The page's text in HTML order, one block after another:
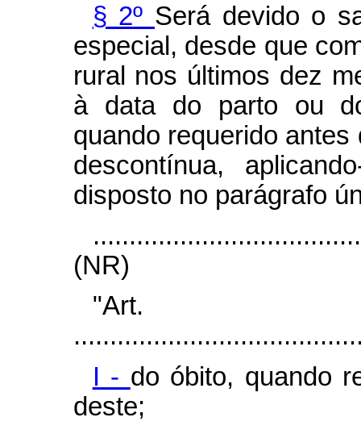
§ 2º Será devido o
especial, desde que
rural nos últimos dez
à data do parto ou
quando requerido
descontínua,
disposto no parágrafo
(NR)
I - do óbito, quando
deste;